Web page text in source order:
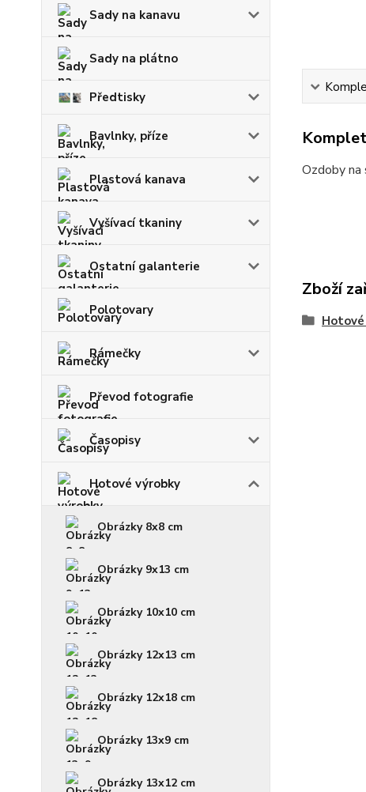
Sady na kanavu
Sady na plátno
Předtisky
Bavlnky, příze
Plastová kanava
Vyšívací tkaniny
Ostatní galanterie
Polotovary
Rámečky
Převod fotografie
Časopisy
Hotové výrobky
Obrázky 8x8 cm
Obrázky 9x13 cm
Obrázky 10x10 cm
Obrázky 12x13 cm
Obrázky 12x18 cm
Obrázky 13x9 cm
Obrázky 13x12 cm
Ozdoby
Zboží